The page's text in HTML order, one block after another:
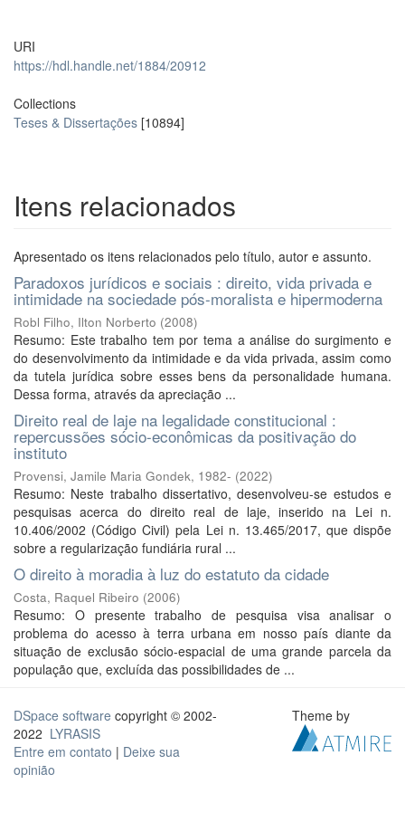
URI
https://hdl.handle.net/1884/20912
Collections
Teses & Dissertações [10894]
Itens relacionados
Apresentado os itens relacionados pelo título, autor e assunto.
Paradoxos jurídicos e sociais : direito, vida privada e
intimidade na sociedade pós-moralista e hipermoderna
Robl Filho, Ilton Norberto (2008)
Resumo: Este trabalho tem por tema a análise do surgimento e
do desenvolvimento da intimidade e da vida privada, assim como
da tutela jurídica sobre esses bens da personalidade humana.
Dessa forma, através da apreciação ...
Direito real de laje na legalidade constitucional :
repercussões sócio-econômicas da positivação do
instituto
Provensi, Jamile Maria Gondek, 1982- (2022)
Resumo: Neste trabalho dissertativo, desenvolveu-se estudos e
pesquisas acerca do direito real de laje, inserido na Lei n.
10.406/2002 (Código Civil) pela Lei n. 13.465/2017, que dispõe
sobre a regularização fundiária rural ...
O direito à moradia à luz do estatuto da cidade
Costa, Raquel Ribeiro (2006)
Resumo: O presente trabalho de pesquisa visa analisar o
problema do acesso à terra urbana em nosso país diante da
situação de exclusão sócio-espacial de uma grande parcela da
população que, excluída das possibilidades de ...
DSpace software copyright © 2002-
2022 LYRASIS
Entre em contato | Deixe sua
opinião
Theme by